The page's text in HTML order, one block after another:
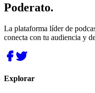
Poderato.
La plataforma líder de
conecta con tu audiencia y
Explorar